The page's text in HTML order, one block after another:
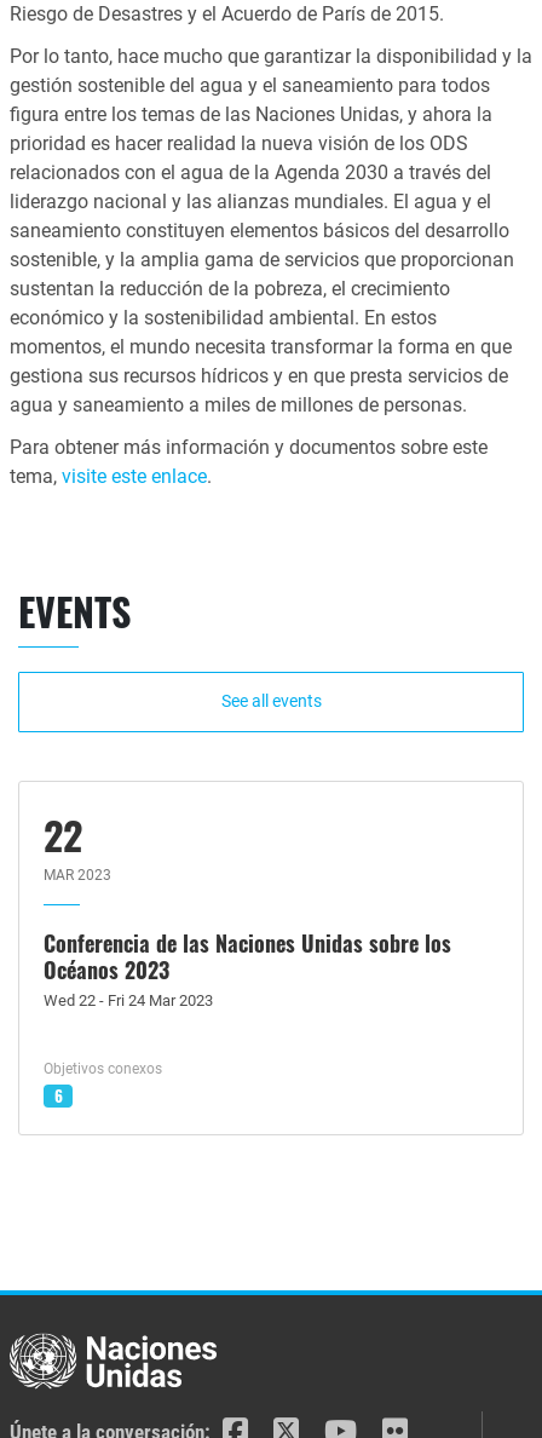
Riesgo de Desastres y el Acuerdo de París de 2015.
Por lo tanto, hace mucho que garantizar la disponibilidad y la
gestión sostenible del agua y el saneamiento para todos
figura entre los temas de las Naciones Unidas, y ahora la
prioridad es hacer realidad la nueva visión de los ODS
relacionados con el agua de la Agenda 2030 a través del
liderazgo nacional y las alianzas mundiales. El agua y el
saneamiento constituyen elementos básicos del desarrollo
sostenible, y la amplia gama de servicios que proporcionan
sustentan la reducción de la pobreza, el crecimiento
económico y la sostenibilidad ambiental. En estos
momentos, el mundo necesita transformar la forma en que
gestiona sus recursos hídricos y en que presta servicios de
agua y saneamiento a miles de millones de personas.
Para obtener más información y documentos sobre este
tema, visite este enlace.
EVENTS
See all events
22
MAR 2023
Conferencia de las Naciones Unidas sobre los
Océanos 2023
Wed 22 - Fri 24 Mar 2023
Objetivos conexos
6
Únete a la conversación: